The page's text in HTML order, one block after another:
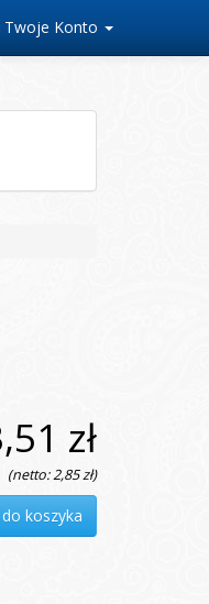
Twoje Konto
zł
(netto: 2,85 zł)
koszyka